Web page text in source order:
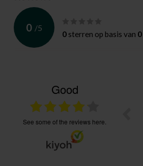
0 /5
0 sterren op basis van 0
Good
see some of the reviews here.
goede service, bestelling goed te volgen.